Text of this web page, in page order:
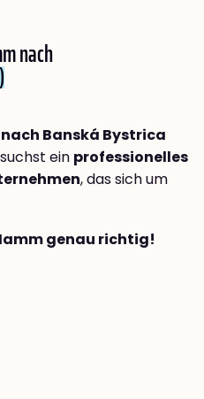
nach
Banská Bystrica
ein professionelles
, das sich um
genau richtig!